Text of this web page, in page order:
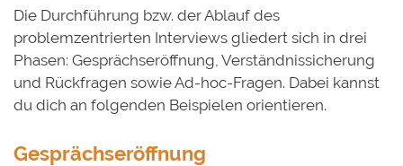
Die Durchführung bzw. der Ablauf des
problemzentrierten Interviews gliedert sich in drei
Phasen: Gesprächseröffnung, Verständnissicherung
und Rückfragen sowie Ad-hoc-Fragen. Dabei kannst
du dich an folgenden Beispielen orientieren.
Gesprächseröffnung